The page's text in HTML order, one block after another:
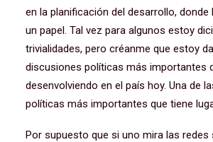
en la planificación del desarrollo, donde
un papel. Tal vez para algunos estoy
trivialidades, pero créanme que estoy
discusiones políticas más importantes
desenvolviendo en el país hoy. Una de
políticas más importantes que tiene
Por supuesto que si uno mira las redes